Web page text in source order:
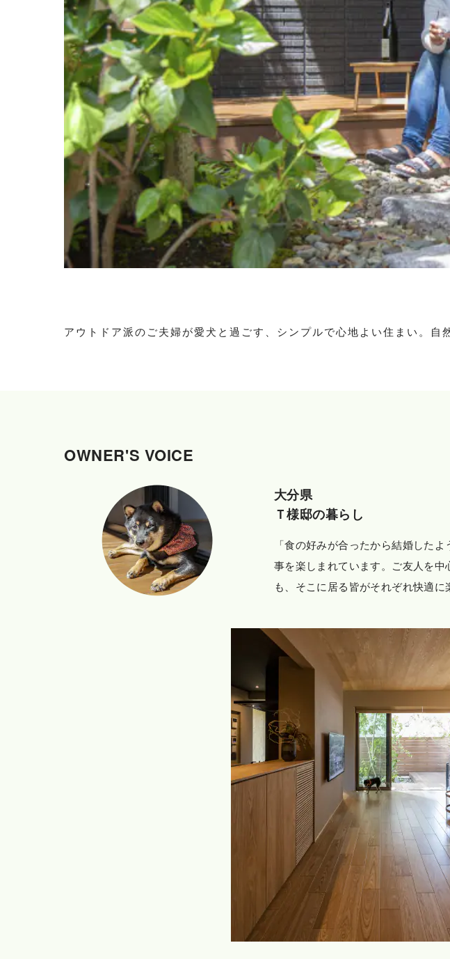
アウトドア派のご夫婦が愛犬と過ごす、シンプルで心地よい住まい。
OWNER'S VOICE
大分県
Ｔ様邸の暮らし
「食の好みが合ったから結婚した
事を楽しまれています。ご友人を
も、そこに居る皆がそれぞれ快適